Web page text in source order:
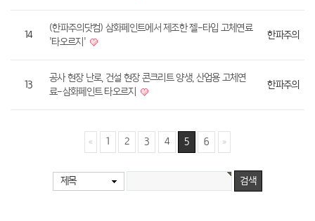
14
(한파주의닷컴) 삼화페인트에서 제조한 젤-타입 고체연료
'타오르지'
한파주의
13
공사 현장 난로, 건설 현장 콘크리트 양생, 산업용 고체연
료-삼화페인트 타오르지
한파주의
1 2 3 4 5 6
제목